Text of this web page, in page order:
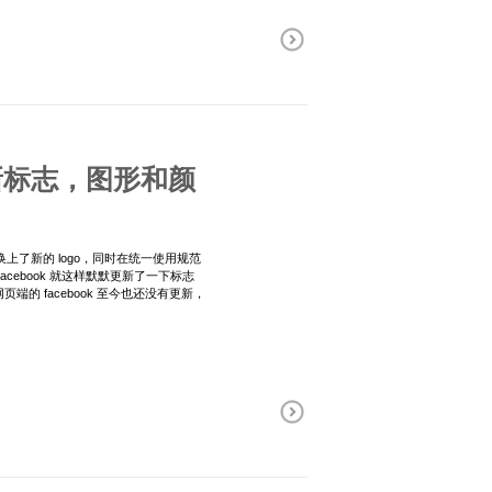
志，图形和颜
了新的 logo，同时在统一使用规范
就这样默默更新了一下标志
端的 facebook 至今也还没有更新，